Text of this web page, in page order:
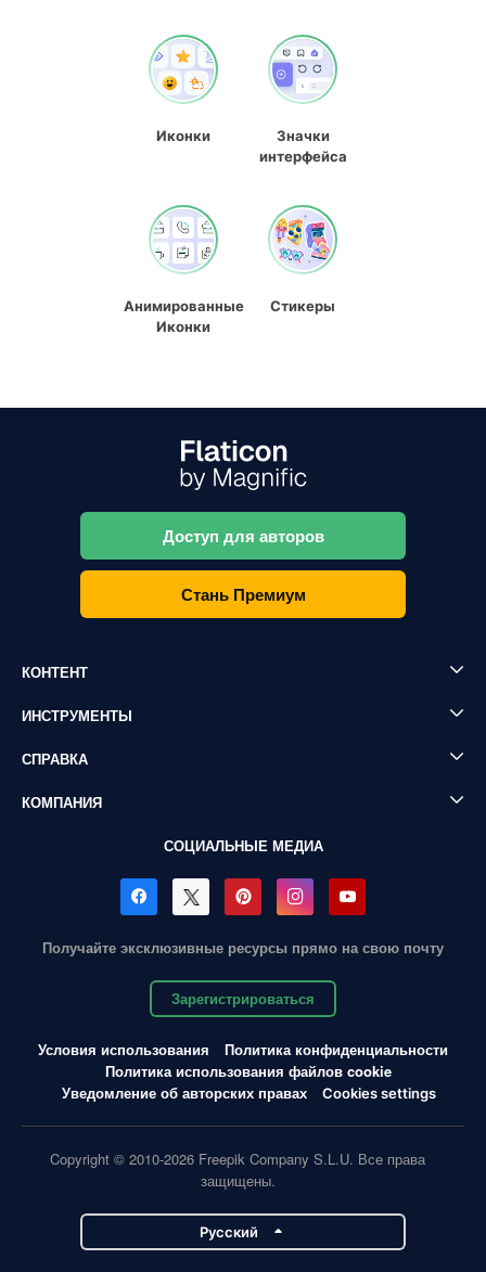
Иконки
Значки
интерфейса
Анимированные
Иконки
Стикеры
Доступ для авторов
Стань Премиум
КОНТЕНТ
ИНСТРУМЕНТЫ
СПРАВКА
КОМПАНИЯ
СОЦИАЛЬНЫЕ МЕДИА
Получайте эксклюзивные ресурсы прямо на свою почту
Зарегистрироваться
Условия использования
Политика конфиденциальности
Политика использования файлов cookie
Уведомление об авторских правах
Cookies settings
Copyright © 2010-2026 Freepik Company S.L.U. Все права
защищены.
Pусский